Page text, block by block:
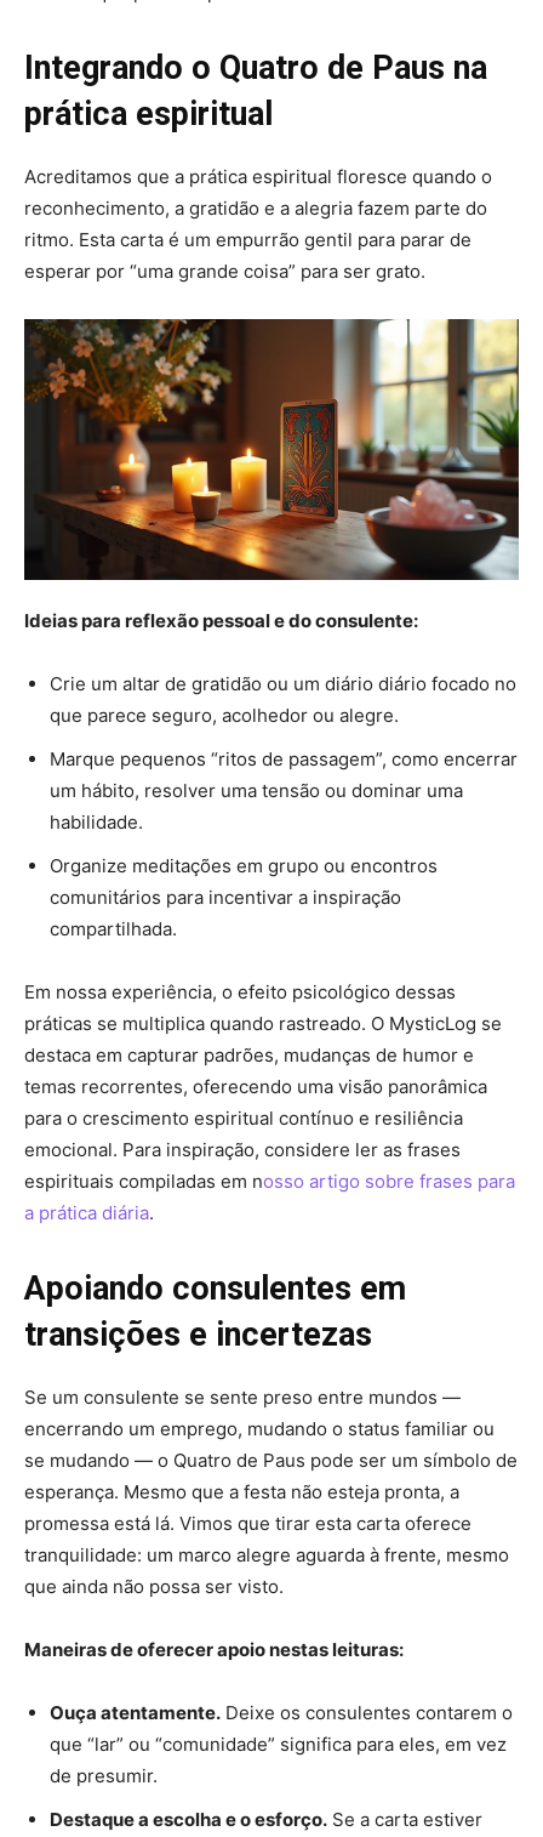
Integrando o Quatro de Paus na
prática espiritual
Acreditamos que a prática espiritual floresce quando o
reconhecimento, a gratidão e a alegria fazem parte do
ritmo. Esta carta é um empurrão gentil para parar de
esperar por “uma grande coisa” para ser grato.
Ideias para reflexão pessoal e do consulente:
Crie um altar de gratidão ou um diário diário focado no
que parece seguro, acolhedor ou alegre.
Marque pequenos “ritos de passagem”, como encerrar
um hábito, resolver uma tensão ou dominar uma
habilidade.
Organize meditações em grupo ou encontros
comunitários para incentivar a inspiração
compartilhada.
Em nossa experiência, o efeito psicológico dessas
práticas se multiplica quando rastreado. O MysticLog se
destaca em capturar padrões, mudanças de humor e
temas recorrentes, oferecendo uma visão panorâmica
para o crescimento espiritual contínuo e resiliência
emocional. Para inspiração, considere ler as frases
espirituais compiladas em nosso artigo sobre frases para
a prática diária.
Apoiando consulentes em
transições e incertezas
Se um consulente se sente preso entre mundos —
encerrando um emprego, mudando o status familiar ou
se mudando — o Quatro de Paus pode ser um símbolo de
esperança. Mesmo que a festa não esteja pronta, a
promessa está lá. Vimos que tirar esta carta oferece
tranquilidade: um marco alegre aguarda à frente, mesmo
que ainda não possa ser visto.
Maneiras de oferecer apoio nestas leituras:
Ouça atentamente. Deixe os consulentes contarem o
que “lar” ou “comunidade” significa para eles, em vez
de presumir.
Destaque a escolha e o esforço. Se a carta estiver